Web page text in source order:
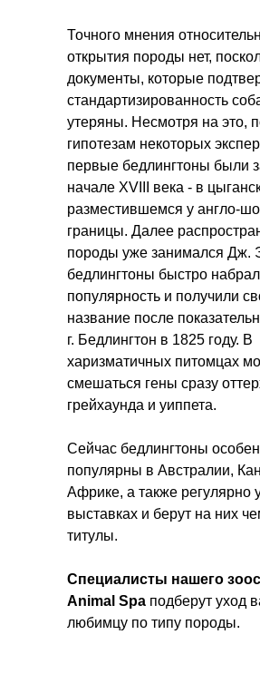
Точного мнения
открытия породы нет,
документы, которые
стандартизированность
утеряны. Несмотря на это,
гипотезам некоторых
первые бедлингтоны были
начале XVIII века - в
разместившемся у англо-
границы. Далее
породы уже занимался Дж.
бедлингтоны быстро
популярность и получили
название после
г. Бедлингтон в 1825 году. В
харизматичных питомцах
смешаться гены сразу
грейхаунда и уиппета.
Сейчас бедлингтоны
популярны в Австралии,
Африке, а также регулярно
выставках и берут на них
титулы.
Специалисты нашего
Animal Spa подберут уход
любимцу по типу породы.